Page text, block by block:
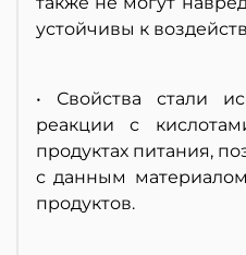
устойчивы к
• Свойства стали
реакции с
продуктах питания,
с данным
продуктов.